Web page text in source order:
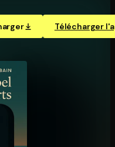
Télécharger